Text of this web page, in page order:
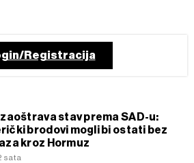
Registracija
stav prema SAD-u:
brodovi mogli bi ostati bez
kroz Hormuz
sata